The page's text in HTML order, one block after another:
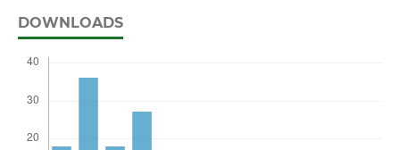
DOWNLOADS